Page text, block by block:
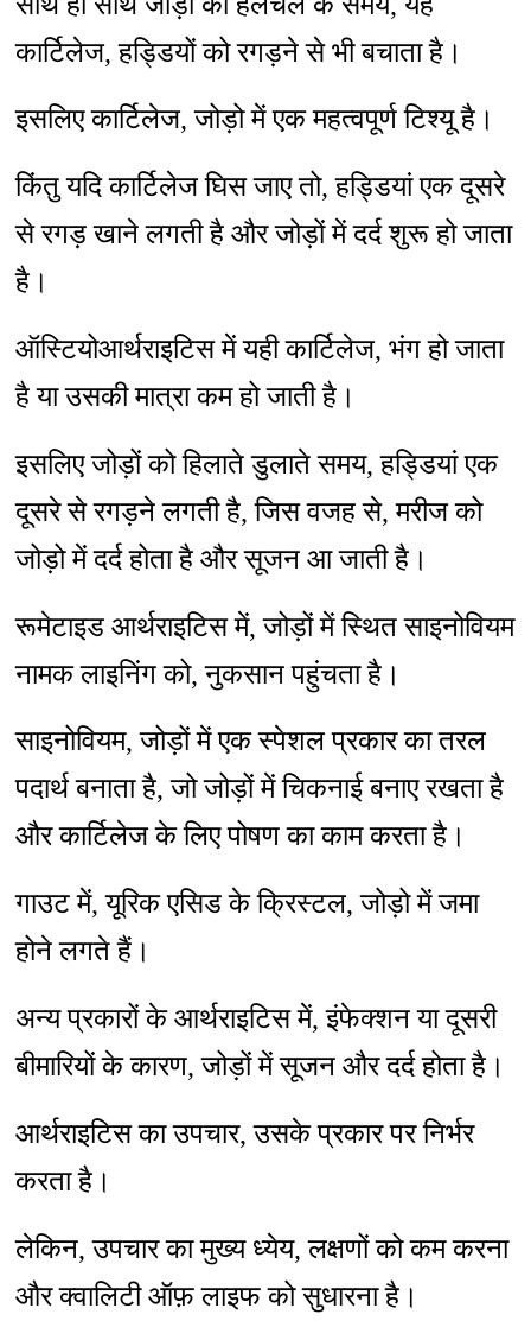
कार्टिलेज, हड्डियों को रगड़ने से भी बचाता है।
इसलिए कार्टिलेज, जोड़ो में एक महत्वपूर्ण टिश्यू है।
किंतु यदि कार्टिलेज घिस जाए तो, हड्डियां एक दूसरे
से रगड़ खाने लगती है और जोड़ों में दर्द शुरू हो जाता
है।
ऑस्टियोआर्थराइटिस में यही कार्टिलेज, भंग हो जाता
है या उसकी मात्रा कम हो जाती है।
इसलिए जोड़ों को हिलाते डुलाते समय, हड्डियां एक
दूसरे से रगड़ने लगती है, जिस वजह से, मरीज को
जोड़ो में दर्द होता है और सूजन आ जाती है।
रूमेटाइड आर्थराइटिस में, जोड़ों में स्थित साइनोवियम
नामक लाइनिंग को, नुकसान पहुंचता है।
साइनोवियम, जोड़ों में एक स्पेशल प्रकार का तरल
पदार्थ बनाता है, जो जोड़ों में चिकनाई बनाए रखता है
और कार्टिलेज के लिए पोषण का काम करता है।
गाउट में, यूरिक एसिड के क्रिस्टल, जोड़ो में जमा
होने लगते हैं।
अन्य प्रकारों के आर्थराइटिस में, इंफेक्शन या दूसरी
बीमारियों के कारण, जोड़ों में सूजन और दर्द होता है।
आर्थराइटिस का उपचार, उसके प्रकार पर निर्भर
करता है।
लेकिन, उपचार का मुख्य ध्येय, लक्षणों को कम करना
और क्वालिटी ऑफ़ लाइफ को सुधारना है।